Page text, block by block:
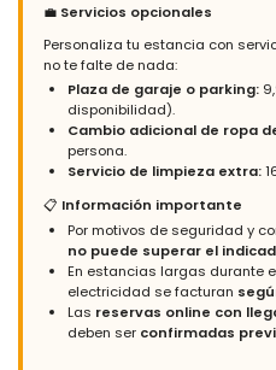
Buen servicio en general.
- 8,1
Familias con niños mayores - Julio
Las vistas son increibles
- 7,7
Parejas mayores - Abril 2019 -
(Texto original)
Prima apartement. Schoon,
💼 Servicios opcionales
Personaliza tu estancia con
no te falte de nada:
Plaza de garaje o parking:
disponibilidad).
Cambio adicional de ropa
persona.
Servicio de limpieza extra:
📋 Información importante
Por motivos de seguridad y
no puede superar el
En estancias largas durante
electricidad se facturan
Las reservas online con
deben ser confirmadas